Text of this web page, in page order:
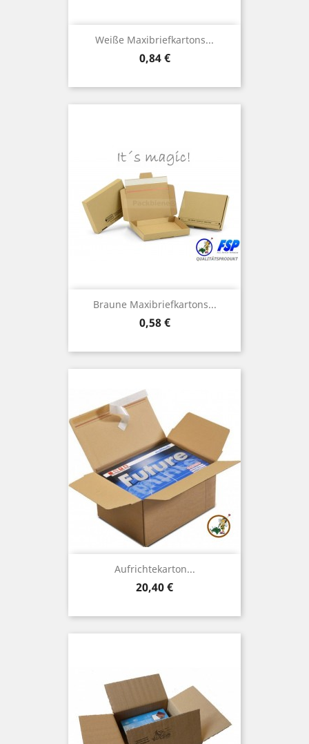
Weiße Maxibriefkartons...
Preis
0,84 €
Braune Maxibriefkartons...
Preis
0,58 €
Aufrichtekarton...
Preis
20,40 €